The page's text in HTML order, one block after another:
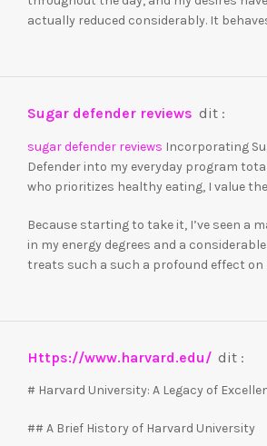
actually reduced considerably. It
sugar defender reviews dit :
sugar defender reviews Incorporating
Defender into my everyday program
who prioritizes healthy eating, I value
Because starting to take it, I’ve seen a
in my energy degrees and a
treats such a such a profound effect on
https://www.harvard.edu/ dit :
# Harvard University: A Legacy of
## A Brief History of Harvard University